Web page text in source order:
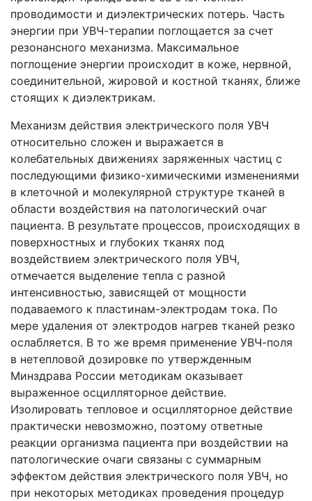
проводимости и диэлектрических потерь. Часть
энергии при УВЧ-терапии поглощается за счет
резонансного механизма. Максимальное
поглощение энергии происходит в коже, нервной,
соединительной, жировой и костной тканях, ближе
стоящих к диэлектрикам.
Механизм действия электрического поля УВЧ
относительно сложен и выражается в
колебательных движениях заряженных частиц с
последующими физико-химическими изменениями
в клеточной и молекулярной структуре тканей в
области воздействия на патологический очаг
пациента. В результате процессов, происходящих в
поверхностных и глубоких тканях под
воздействием электрического поля УВЧ,
отмечается выделение тепла с разной
интенсивностью, зависящей от мощности
подаваемого к пластинам-электродам тока. По
мере удаления от электродов нагрев тканей резко
ослабляется. В то же время применение УВЧ-поля
в нетепловой дозировке по утвержденным
Минздрава России методикам оказывает
выраженное осцилляторное действие.
Изолировать тепловое и осцилляторное действие
практически невозможно, поэтому ответные
реакции организма пациента при воздействии на
патологические очаги связаны с суммарным
эффектом действия электрического поля УВЧ, но
при некоторых методиках проведения процедур